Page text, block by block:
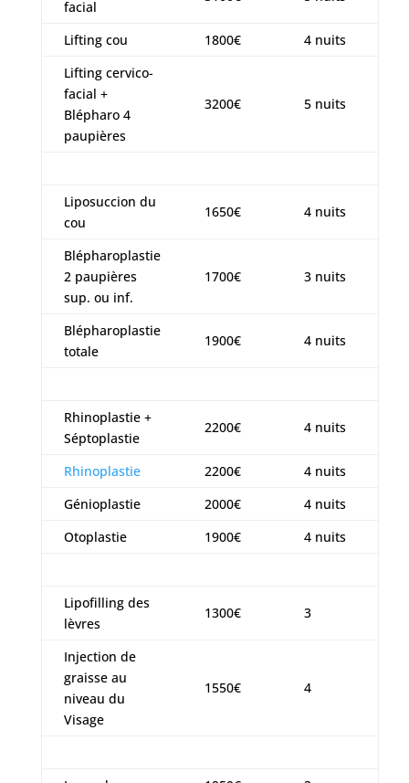
facial
Lifting cou 1800€
4 nuits
Lifting cervico-
facial +
Blépharo 4
paupières
3200€ 5 nuits
Liposuccion du
cou
1650€ 4 nuits
Blépharoplastie
2 paupières
sup. ou inf.
1700€ 3 nuits
Blépharoplastie
totale
1900€ 4 nuits
Rhinoplastie +
Séptoplastie
2200€ 4 nuits
Rhinoplastie 2200€
4 nuits
Génioplastie
2000€
4 nuits
Otoplastie
1900€ 4 nuits
Lipofilling des
lèvres
1300€ 3
Injection de
graisse au
niveau du
Visage
1550€ 4